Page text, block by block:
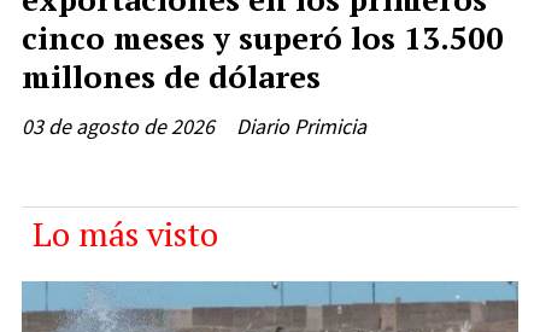
cinco meses y superó los 13.500
millones de dólares
Diario Primicia
03 de agosto de 2026
Lo más visto